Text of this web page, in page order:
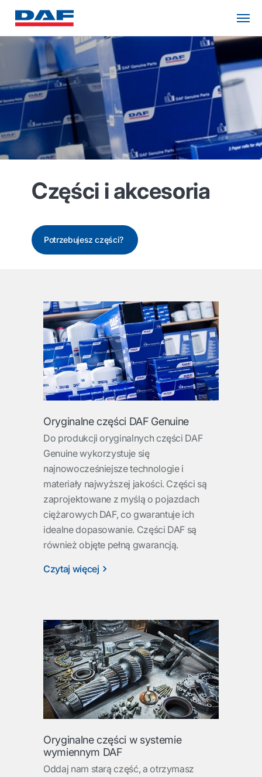
Części i akcesoria
Potrzebujesz części?
Oryginalne części DAF Genuine
Do produkcji oryginalnych części DAF
Genuine wykorzystuje się
najnowocześniejsze technologie i
materiały najwyższej jakości. Części są
zaprojektowane z myślą o pojazdach
ciężarowych DAF, co gwarantuje ich
idealne dopasowanie. Części DAF są
również objęte pełną gwarancją.
Czytaj więcej
Oryginalne części w systemie
wymiennym DAF
Oddaj nam starą część, a otrzymasz